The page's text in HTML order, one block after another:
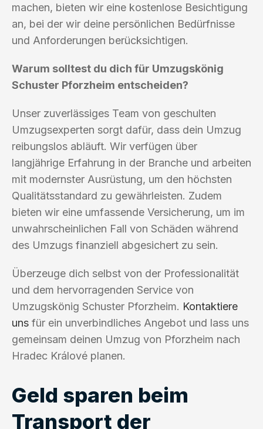
machen, bieten wir eine kostenlose Besichtigung
an, bei der wir deine persönlichen Bedürfnisse
und Anforderungen berücksichtigen.
Warum solltest du dich für Umzugskönig
Schuster Pforzheim entscheiden?
Unser zuverlässiges Team von geschulten
Umzugsexperten sorgt dafür, dass dein Umzug
reibungslos abläuft. Wir verfügen über
langjährige Erfahrung in der Branche und arbeiten
mit modernster Ausrüstung, um den höchsten
Qualitätsstandard zu gewährleisten. Zudem
bieten wir eine umfassende Versicherung, um im
unwahrscheinlichen Fall von Schäden während
des Umzugs finanziell abgesichert zu sein.
Überzeuge dich selbst von der Professionalität
und dem hervorragenden Service von
Umzugskönig Schuster Pforzheim. Kontaktiere
uns für ein unverbindliches Angebot und lass uns
gemeinsam deinen Umzug von Pforzheim nach
Hradec Králové planen.
Geld sparen beim
Transport der